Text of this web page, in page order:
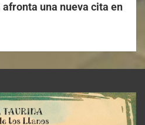
una nueva cita en